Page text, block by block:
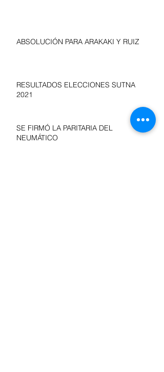
ABSOLUCIÓN PARA ARAKAKI Y RUIZ
RESULTADOS ELECCIONES SUTNA
2021
SE FIRMÓ LA PARITARIA DEL
NEUMÁTICO